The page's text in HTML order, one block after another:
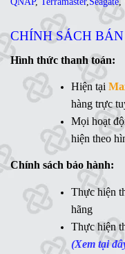
Ms. Lan Anh - 0984
Ổ cứng di động,LCD,
- 0944 908 249)
Synology , QNAP,Terramaster
,Ổ cứng di động ,LCD,
Vân Anh - 0775 163 765)
Hotline:
MaxLink - 0906 730 778
. Linh - 0902 700 727
Mr. Ngữ - 0783 362 416
CHÍNH SÁCH
Hình thức thanh toán:
Hiện tại
hàng trực
Mọi hoạt
hiện theo
Chính sách bảo hành:
Thực hiện
hãng
Thực hiện
(Xem tại